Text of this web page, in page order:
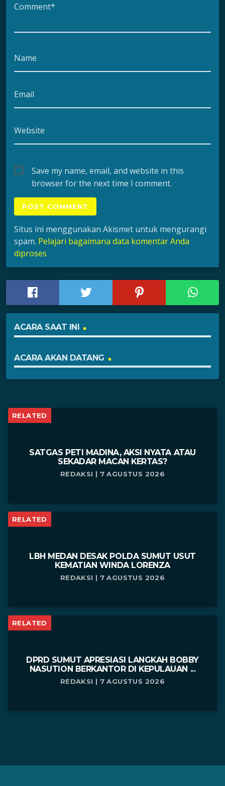
Comment*
Name
Email
Website
Save my name, email, and website in this
browser for the next time I comment.
Situs ini menggunakan Akismet untuk mengurangi
spam. Pelajari bagaimana data komentar Anda
diproses
ACARA SAAT INI
ACARA AKAN DATANG
RELATED
SATGAS PETI MADINA, AKSI NYATA ATAU
SEKADAR MACAN KERTAS?
REDAKSI | 7 AGUSTUS 2026
RELATED
LBH MEDAN DESAK POLDA SUMUT USUT
KEMATIAN WINDA LORENZA
REDAKSI | 7 AGUSTUS 2026
RELATED
DPRD SUMUT APRESIASI LANGKAH BOBBY
NASUTION BERKANTOR DI KEPULAUAN ...
REDAKSI | 7 AGUSTUS 2026